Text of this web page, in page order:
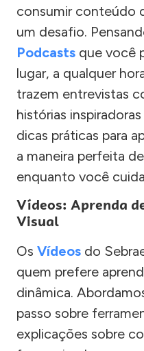
consumir conteúdo
um desafio.
Podcasts que você
lugar, a qualquer
trazem entrevistas
histórias
dicas práticas para
a maneira perfeita
enquanto você
Vídeos: Aprenda
Visual
Os Vídeos do
quem prefere
dinâmica.
passo sobre
explicações sobre